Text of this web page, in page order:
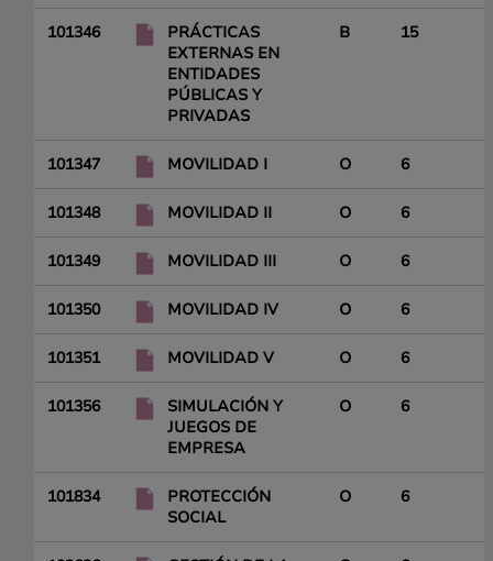
101346
PRÁCTICAS
EXTERNAS EN
ENTIDADES
PÚBLICAS Y
PRIVADAS
B 15
101347 MOVILIDAD I O 6
101348 MOVILIDAD II O 6
101349 MOVILIDAD III O 6
101350 MOVILIDAD IV O 6
101351 MOVILIDAD V O 6
101356
SIMULACIÓN Y
JUEGOS DE
EMPRESA
O 6
101834
PROTECCIÓN
SOCIAL
O 6